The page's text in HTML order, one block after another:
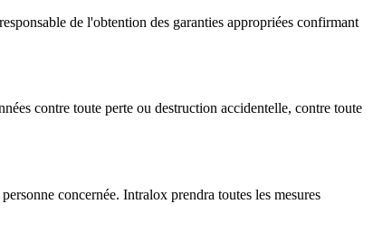
de l'obtention des garanties appropriées confirmant
contre toute perte ou destruction accidentelle, contre toute
concernée. Intralox prendra toutes les mesures